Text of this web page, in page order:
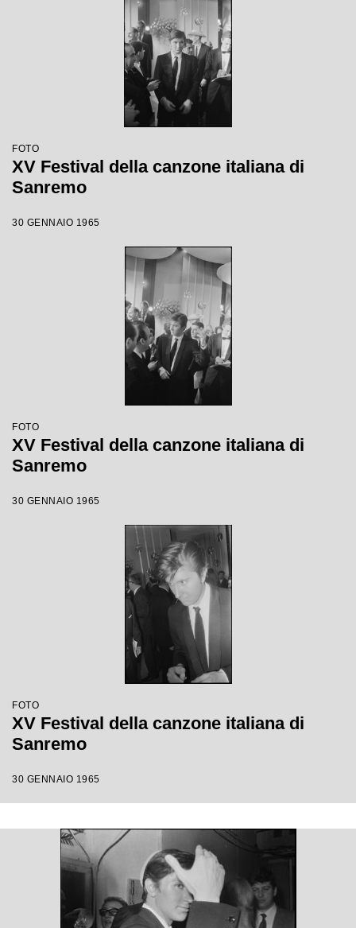
FOTO
XV Festival della canzone italiana di
Sanremo
30 GENNAIO 1965
FOTO
XV Festival della canzone italiana di
Sanremo
30 GENNAIO 1965
FOTO
XV Festival della canzone italiana di
Sanremo
30 GENNAIO 1965